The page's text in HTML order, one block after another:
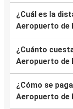
¿Cuál es la
Aeropuerto de
¿Cuánto
Aeropuerto de
¿Cómo se
Aeropuerto de